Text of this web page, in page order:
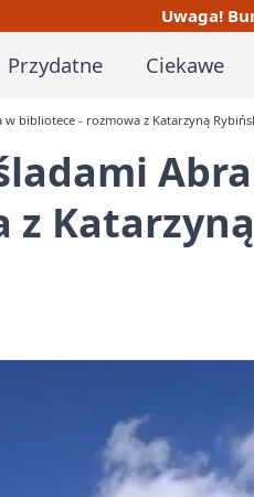
Uwaga!
Przydatne Ciekawe
bibliotece - rozmowa z Katarzyną